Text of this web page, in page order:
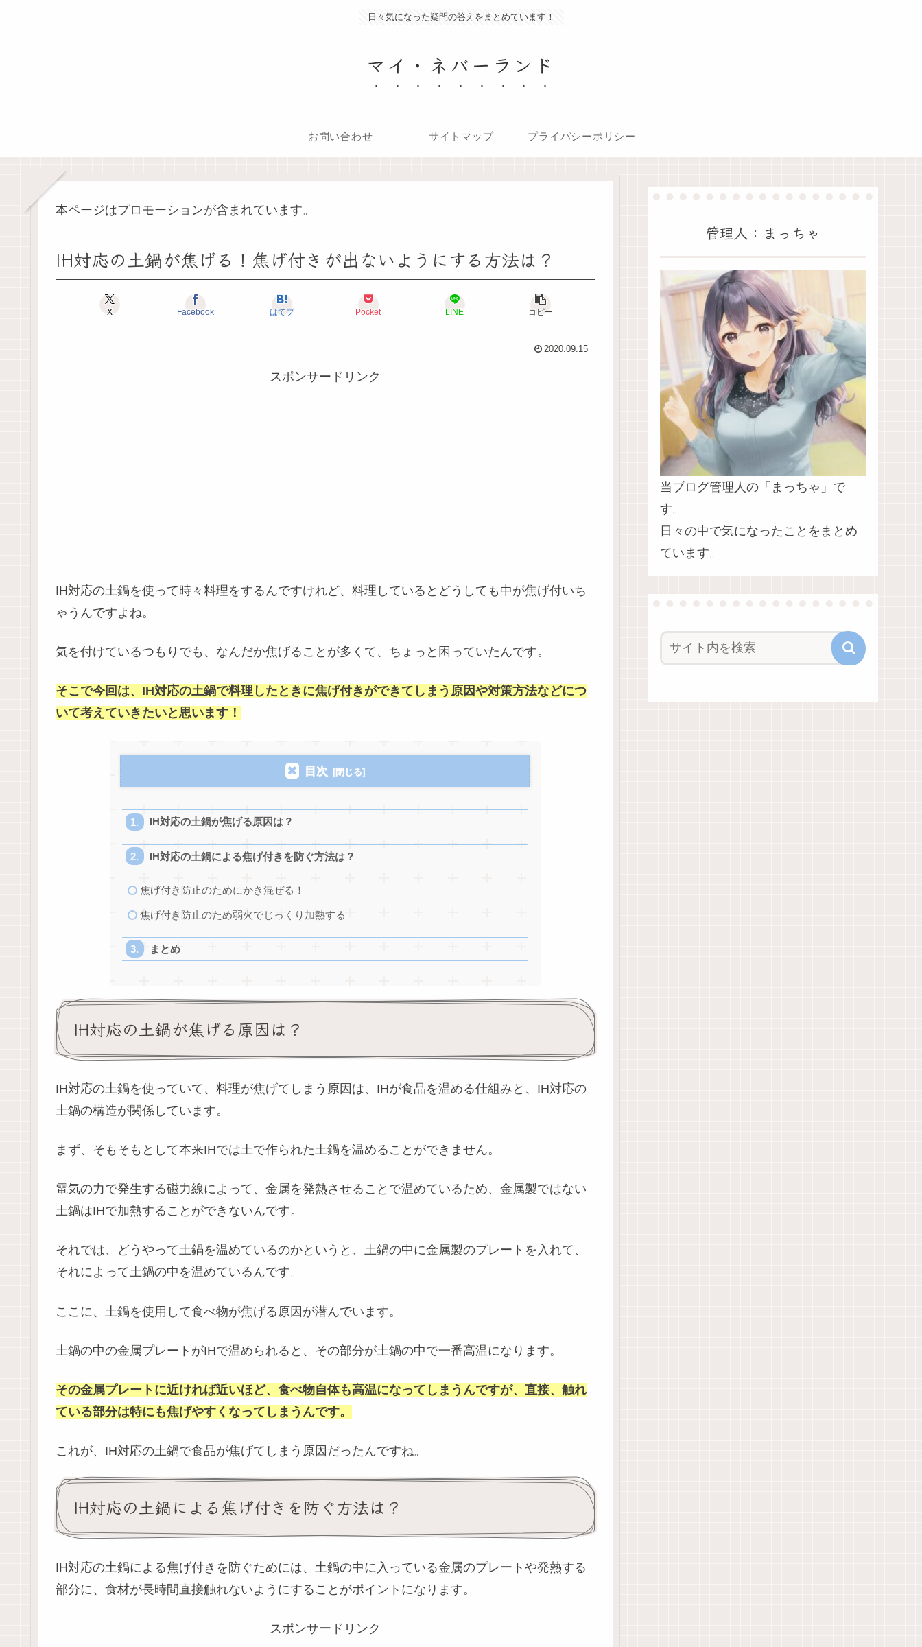
日々気になった疑問の答えをまとめています！
マイ・ネバーランド
お問い合わせ サイトマップ プライバシーポリシー
本ページはプロモーションが含まれています。
IH対応の土鍋が焦げる！焦げ付きが出ないようにする方法は？
X Facebook はてブ Pocket LINE コピー
2020.09.15
スポンサードリンク
IH対応の土鍋を使って時々料理をするんですけれど、料理しているとどうしても中が焦げ付いち
ゃうんですよね。
気を付けているつもりでも、なんだか焦げることが多くて、ちょっと困っていたんです。
そこで今回は、IH対応の土鍋で料理したときに焦げ付きができてしまう原因や対策方法などにつ
いて考えていきたいと思います！
目次
IH対応の土鍋が焦げる原因は？
IH対応の土鍋による焦げ付きを防ぐ方法は？
焦げ付き防止のためにかき混ぜる！
焦げ付き防止のため弱火でじっくり加熱する
まとめ
IH対応の土鍋が焦げる原因は？
IH対応の土鍋を使っていて、料理が焦げてしまう原因は、IHが食品を温める仕組みと、IH対応の
土鍋の構造が関係しています。
まず、そもそもとして本来IHでは土で作られた土鍋を温めることができません。
電気の力で発生する磁力線によって、金属を発熱させることで温めているため、金属製ではない
土鍋はIHで加熱することができないんです。
それでは、どうやって土鍋を温めているのかというと、土鍋の中に金属製のプレートを入れて、
それによって土鍋の中を温めているんです。
ここに、土鍋を使用して食べ物が焦げる原因が潜んでいます。
土鍋の中の金属プレートがIHで温められると、その部分が土鍋の中で一番高温になります。
その金属プレートに近ければ近いほど、食べ物自体も高温になってしまうんですが、直接、触れ
ている部分は特にも焦げやすくなってしまうんです。
これが、IH対応の土鍋で食品が焦げてしまう原因だったんですね。
IH対応の土鍋による焦げ付きを防ぐ方法は？
IH対応の土鍋による焦げ付きを防ぐためには、土鍋の中に入っている金属のプレートや発熱する
部分に、食材が長時間直接触れないようにすることがポイントになります。
スポンサードリンク
管理人：まっちゃ
当ブログ管理人の「まっちゃ」で
す。
日々の中で気になったことをまとめ
ています。